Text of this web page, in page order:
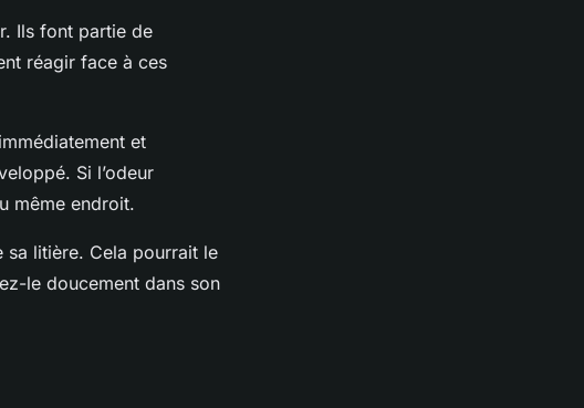
Ils font partie de
réagir face à ces
et
Si l’odeur
même endroit.
sa litière. Cela pourrait le
le doucement dans son